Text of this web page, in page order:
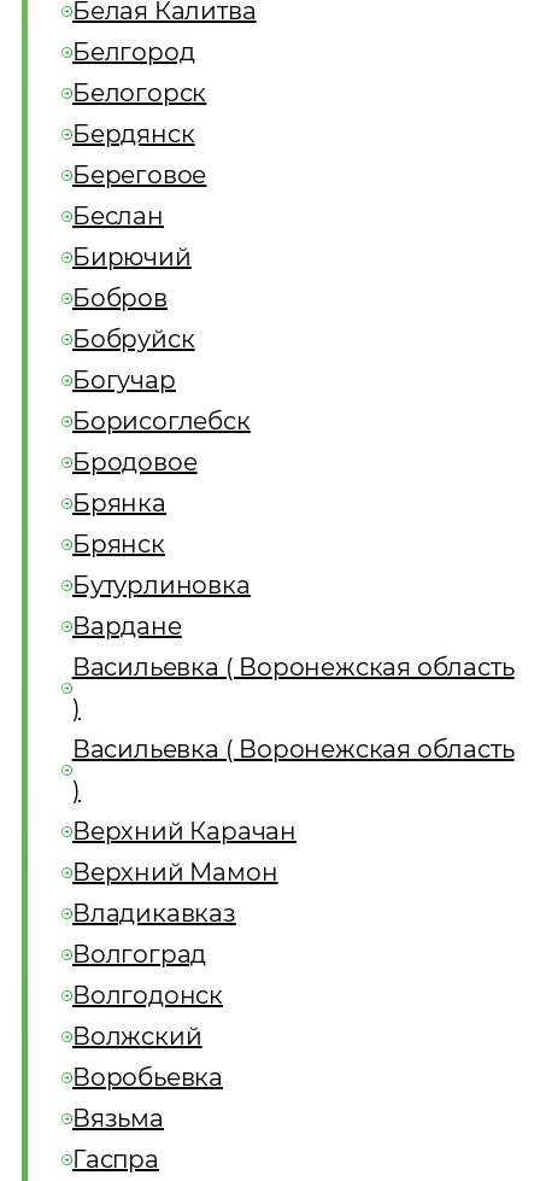
Белая Калитва
Белгород
Белогорск
Бердянск
Береговое
Беслан
Бирючий
Бобров
Бобруйск
Богучар
Борисоглебск
Бродовое
Брянка
Брянск
Бутурлиновка
Вардане
Васильевка ( Воронежская область
)
Васильевка ( Воронежская область
)
Верхний Карачан
Верхний Мамон
Владикавказ
Волгоград
Волгодонск
Волжский
Воробьевка
Вязьма
Гаспра